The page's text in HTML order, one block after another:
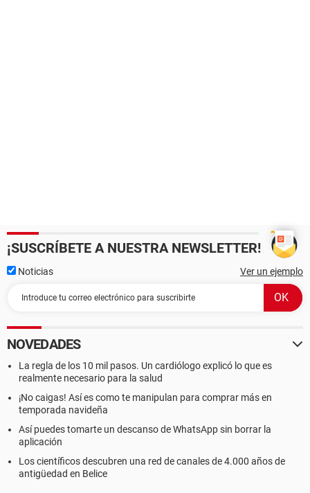
¡SUSCRÍBETE A NUESTRA NEWSLETTER!
Noticias Ver un ejemplo
NOVEDADES
La regla de los 10 mil pasos. Un cardiólogo explicó lo que es
realmente necesario para la salud
¡No caigas! Así es como te manipulan para comprar más en
temporada navideña
Así puedes tomarte un descanso de WhatsApp sin borrar la
aplicación
Los científicos descubren una red de canales de 4.000 años de
antigüedad en Belice